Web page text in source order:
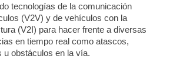
tecnologías de la comunicación
(V2V) y de vehículos con la
(V2I) para hacer frente a diversas
en tiempo real como atascos,
u obstáculos en la vía.